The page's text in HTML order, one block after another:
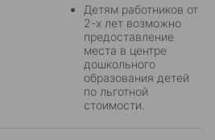
Детям работников от
2-х лет возможно
предоставление
места в центре
дошкольного
образования детей
по льготной
стоимости.